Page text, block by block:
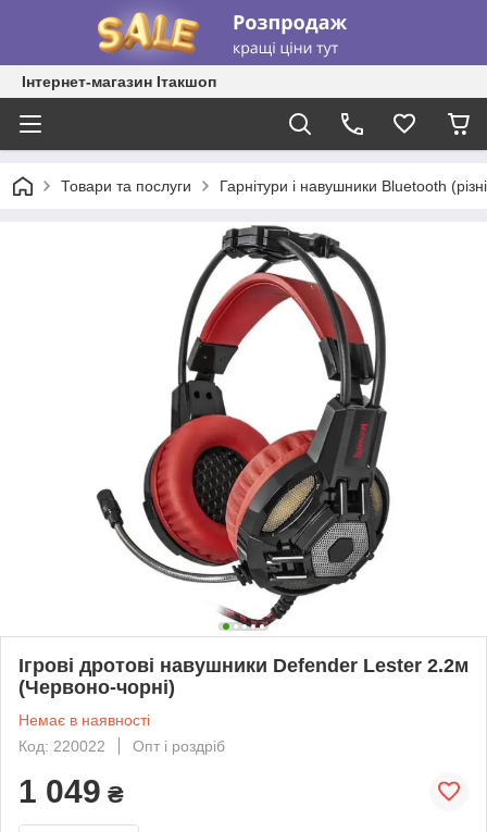
Інтернет-магазин Ітакшоп
Товари та послуги Гарнітури і навушники Bluetooth
Ігрові дротові навушники Defender Lester 2.2м
(Червоно-чорні)
Немає в наявності
Код: 220022
Опт і роздріб
1 049 ₴